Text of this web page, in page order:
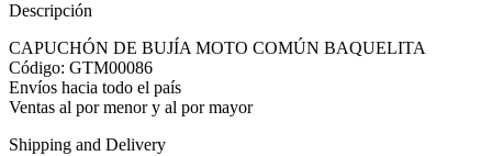
Descripción
CAPUCHÓN DE BUJÍA MOTO COMÚN BAQUELITA
Código: GTM00086
Envíos hacia todo el país
Ventas al por menor y al por mayor
Shipping and Delivery